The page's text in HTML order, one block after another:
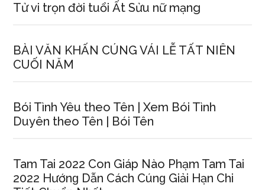
Tử vi trọn đời tuổi Ất Sửu nữ mạng
BÀI VĂN KHẤN CÚNG VÁI LỄ TẤT NIÊN
CUỐI NĂM
Bói Tình Yêu theo Tên | Xem Bói Tình
Duyên theo Tên | Bói Tên
Tam Tai 2022 Con Giáp Nào Phạm Tam Tai
2022 Hướnɡ Dẫn Cách Cúnɡ Giải Hạn Chi